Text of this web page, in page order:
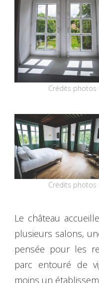
Crédits
Crédits
Le château
plusieurs salons,
pensée pour les
parc entouré de
moins un